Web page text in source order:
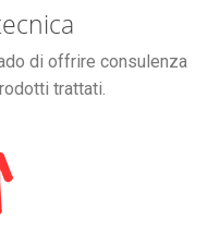
di offrire consulenza
trattati.